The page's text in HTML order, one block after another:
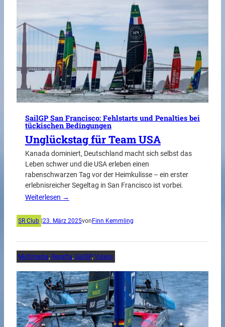
SailGP San Francisco: Fehlstarts und Penalties bei
tückischen Bedingungen
Unglückstag für Team USA
Kanada dominiert, Deutschland macht sich selbst das
Leben schwer und die USA erleben einen
rabenschwarzen Tag vor der Heimkulisse – ein erster
erlebnisreicher Segeltag in San Francisco ist vorbei.
Weiterlesen →
SR Club |23. März 2025vonFinn Kemmling
Multimedia, Regatta, SailGP, Videos